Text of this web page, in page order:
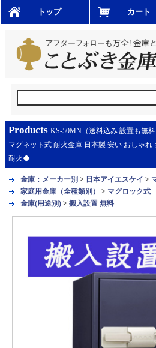
トップ カート
Products KS-50MN（送料込み 設置も無
マグネット式 耐火金庫 日本製 安い おしゃれ
耐火◆
金庫：メーカー別 > 日本アイエスケイ >
家庭用金庫（全種類別）
> マグロック式
金庫(用途別)> 搬入設置 無料